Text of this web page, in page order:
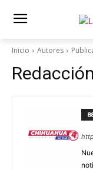
Inicio Autores
Redacción